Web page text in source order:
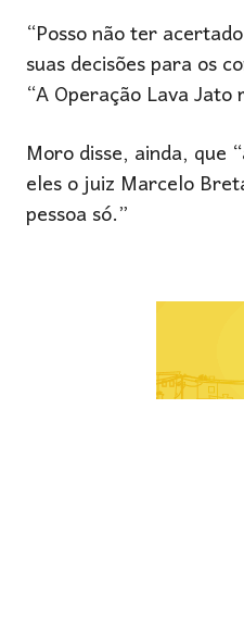
“Posso não ter
suas decisões para os
“A Operação Lava
Moro disse, ainda, que
eles o juiz Marcelo
pessoa só.”